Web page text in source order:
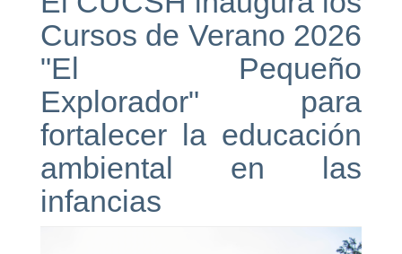
Cursos de Verano 2026
"El Pequeño
Explorador" para
fortalecer la educación
ambiental en las
infancias